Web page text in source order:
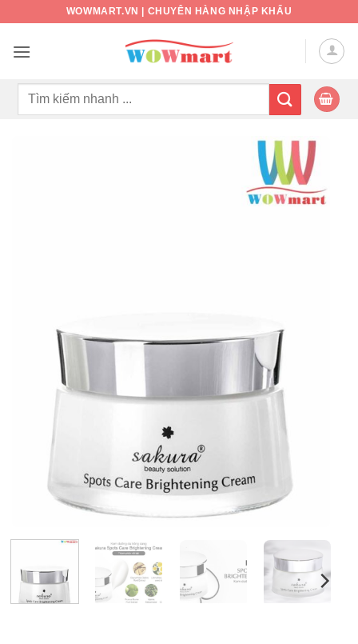
nội
WOWMART.VN | CHUYÊN HÀNG NHẬP KHẨU
Tìm